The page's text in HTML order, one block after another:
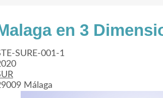
en 3
SURE-001-1
Málaga
dolor.